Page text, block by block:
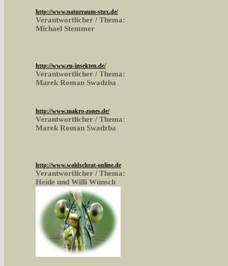
http://www.naturraum-stux.de/
Verantwortlicher / Thema:
Michael Stemmer
http://www.eu-insekten.de/
Verantwortlicher / Thema:
Marek Roman Swadzba
http://www.makro-zones.de/
Verantwortlicher / Thema:
Marek Roman Swadzba
http://www.waldschrat-online.de
Verantwortlicher / Thema:
Heide und Willi Wünsch